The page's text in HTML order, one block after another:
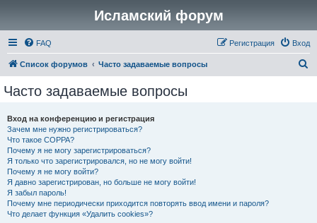
Исламский форум
FAQ Вход
Регистрация
Список форумов Часто задаваемые вопросы
Часто задаваемые вопросы
Вход на конференцию и регистрация
Зачем мне нужно регистрироваться?
Что такое COPPA?
Почему я не могу зарегистрироваться?
Я только что зарегистрировался, но не могу войти!
Почему я не могу войти?
Я давно зарегистрирован, но больше не могу войти!
Я забыл пароль!
Почему мне периодически приходится повторять ввод имени и пароля?
Что делает функция «Удалить cookies»?